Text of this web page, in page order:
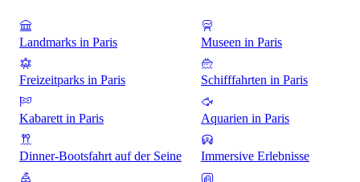
Landmarks in Paris Museen in Paris
Freizeitparks in Paris Schifffahrten in Paris
Kabarett in Paris Aquarien in Paris
Dinner-Bootsfahrt auf der Seine Immersive Erlebnisse